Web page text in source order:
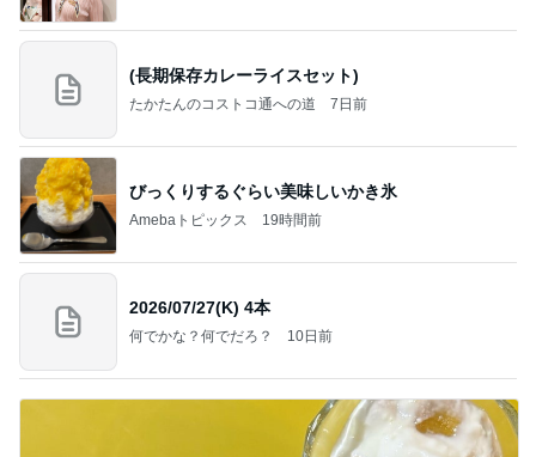
(長期保存カレーライスセット)
たかたんのコストコ通への道 7日前
びっくりするぐらい美味しいかき氷
Amebaトピックス 19時間前
2026/07/27(K) 4本
何でかな？何でだろ？ 10日前